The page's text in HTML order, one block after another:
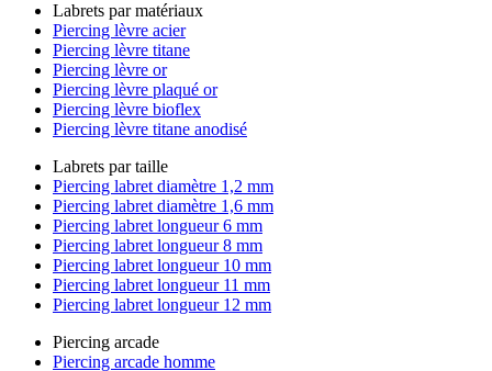
Labrets par matériaux
Piercing lèvre acier
Piercing lèvre titane
Piercing lèvre or
Piercing lèvre plaqué or
Piercing lèvre bioflex
Piercing lèvre titane anodisé
Labrets par taille
Piercing labret diamètre 1,2 mm
Piercing labret diamètre 1,6 mm
Piercing labret longueur 6 mm
Piercing labret longueur 8 mm
Piercing labret longueur 10 mm
Piercing labret longueur 11 mm
Piercing labret longueur 12 mm
Piercing arcade
Piercing arcade homme